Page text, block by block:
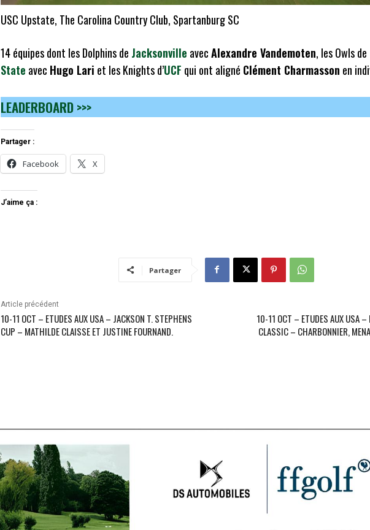
USC Upstate, The Carolina Country Club, Spartanburg SC
14 équipes dont les Dolphins de Jacksonville avecAlexandre Vandemoten, les Owls de
State avec Hugo Lari et les Knights d’UCF qui ont aligné Clément Charmasson en
LEADERBOARD >>>
Partager :
Facebook X
J’aime ça :
Partager
Article précédent
10-11 OCT – ETUDES AUX USA – JACKSON T. STEPHENS
CUP – MATHILDE CLAISSE ET JUSTINE FOURNAND.
10-11 OCT – ETUDES AUX USA –
CLASSIC – CHARBONNIER,